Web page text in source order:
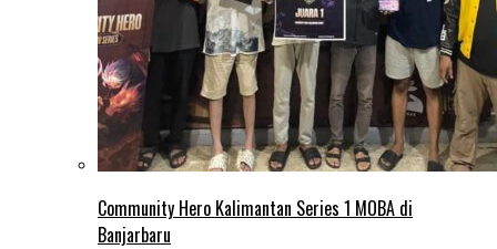
Community Hero Kalimantan Series 1 MOBA di
Banjarbaru